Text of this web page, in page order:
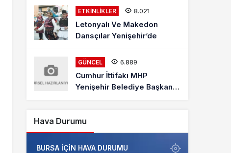
ETKINLIKLER 8.021
Letonyalı Ve Makedon
Dansçılar Yenişehir’de
GÜNCEL 6.889
Cumhur İttifakı MHP
Yenişehir Belediye Başkan
Hava Durumu
BURSA IÇIN HAVA DURUMU